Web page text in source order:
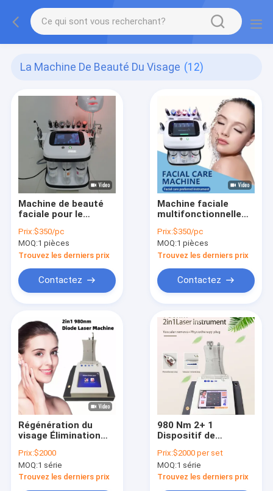
La Machine De Beauté Du Visage (12)
Machine de beauté
faciale pour le
et des yeux
Prix:$350/pc
MOQ:1 pièces
Trouvez les derniers prix
Contactez
Machine faciale
multifonctionnelle
11 en 1
Prix:$350/pc
MOQ:1 pièces
Trouvez les derniers prix
Contactez
Régénération du
visage Élimination
sanguins Laser à
diode Machine de
beauté du visage
Prix:$2000
MOQ:1 série
Trouvez les derniers prix
980 Nm 2+ 1
Dispositif de
diode Machine de
beauté faciale pour
salon
Prix:$2000 per set
MOQ:1 série
Trouvez les derniers prix